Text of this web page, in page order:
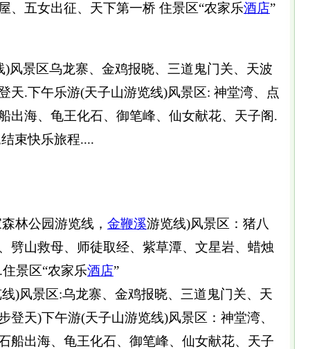
、五女出征、天下第一桥 住景区“农家乐酒店”
风景区乌龙寨、金鸡报晓、三道鬼门关、天波
天.下午乐游(天子山游览线)风景区: 神堂湾、点
出海、龟王化石、御笔峰、仙女献花、天子阁.
束快乐旅程....
林公园游览线， 金鞭溪游览线)风景区：猪八
劈山救母、师徒取经、紫草潭、文星岩、蜡烛
景区“农家乐酒店”
)风景区:乌龙寨、金鸡报晓、三道鬼门关、天
登天)下午游(天子山游览线)风景区：神堂湾、
船出海、龟王化石、御笔峰、仙女献花、天子